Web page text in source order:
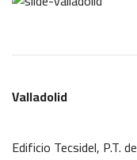
Valladolid
Edificio Tecsidel, P.T.